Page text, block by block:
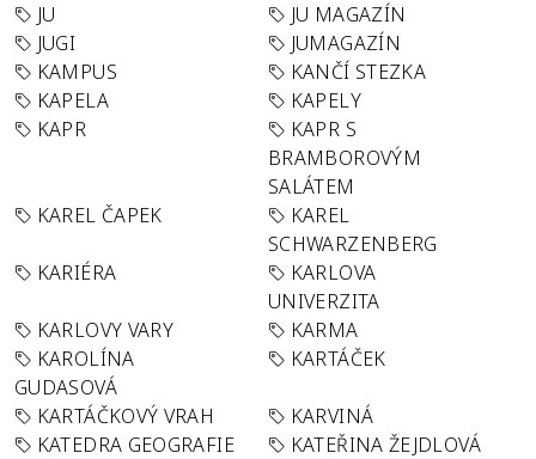
JU
JU MAGAZÍN
JUGI
JUMAGAZÍN
KAMPUS
KANČÍ STEZKA
KAPELA
KAPELY
KAPR
KAPR S
BRAMBOROVÝM
SALÁTEM
KAREL ČAPEK
KAREL
SCHWARZENBERG
KARIÉRA
KARLOVA
UNIVERZITA
KARLOVY VARY
KARMA
KAROLÍNA
GUDASOVÁ
KARTÁČEK
KARTÁČKOVÝ VRAH
KARVINÁ
KATEDRA GEOGRAFIE
KATEŘINA ŽEJDLOVÁ